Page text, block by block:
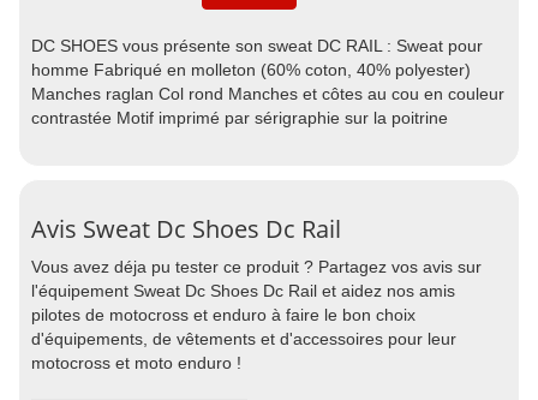
DC SHOES vous présente son sweat DC RAIL : Sweat pour
homme Fabriqué en molleton (60% coton, 40% polyester)
Manches raglan Col rond Manches et côtes au cou en couleur
contrastée Motif imprimé par sérigraphie sur la poitrine
Avis Sweat Dc Shoes Dc Rail
Vous avez déja pu tester ce produit ? Partagez vos avis sur
l'équipement Sweat Dc Shoes Dc Rail et aidez nos amis
pilotes de motocross et enduro à faire le bon choix
d'équipements, de vêtements et d'accessoires pour leur
motocross et moto enduro !